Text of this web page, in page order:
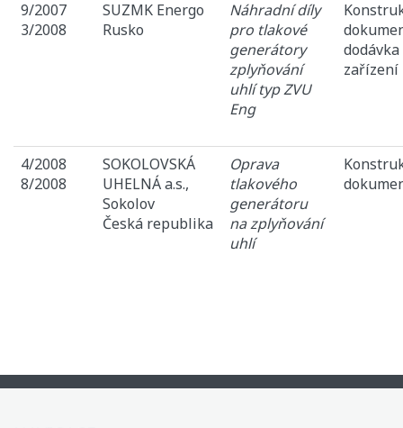
9/2007
3/2008
SUZMK Energo
Rusko
Náhradní díly
pro tlakové
generátory
zplyňování
uhlí typ ZVU
Eng
dodávka
zařízení
4/2008
8/2008
SOKOLOVSKÁ
UHELNÁ a.s.,
Sokolov
Česká republika
Oprava
tlakového
generátoru
na zplyňování
uhlí